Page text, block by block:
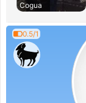
Cogua
0.5/1